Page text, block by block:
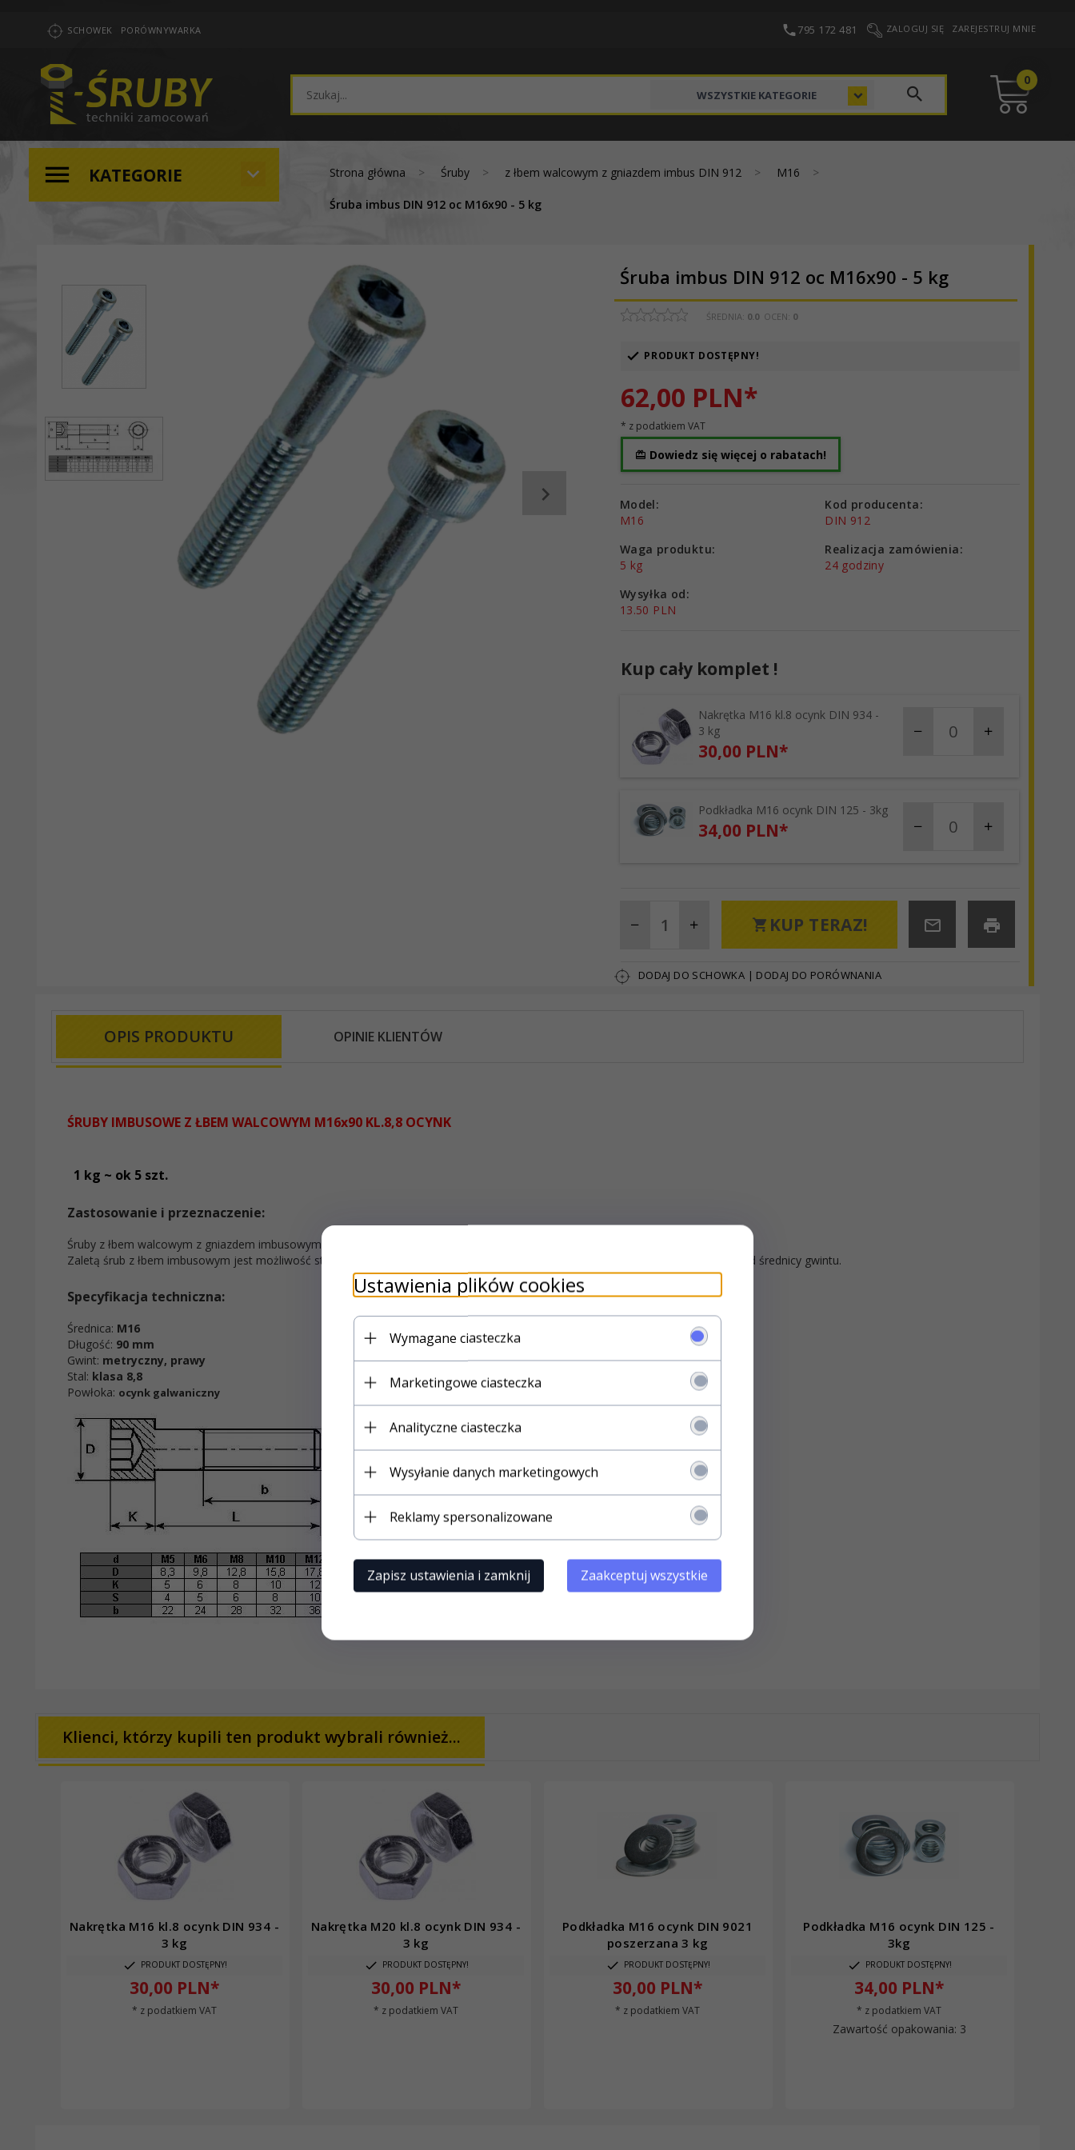
SCHOWEK PORÓWNYWARKA 795 172 481 ZALOGUJ SIĘ ZAREJESTRUJ MNIE
categories_searcher
WSZYSTKIE KATEGORIE
0
KATEGORIE Strona główna Śruby z łbem walcowym z gniazdem imbus DIN 912 M16
Śruba imbus DIN 912 oc M16x90 - 5 kg
Śruba imbus DIN 912 oc M16x90 - 5 kg
ŚREDNIA: 0.0OCEN: 0
PRODUKT DOSTĘPNY!
62,00 PLN*
* z podatkiem VAT
Dowiedz się więcej o rabatach!
Model:
M16
Kod producenta:
DIN 912
Waga produktu:
5 kg
Realizacja zamówienia:
24 godziny
Wysyłka od:
13.50 PLN
Kup cały komplet !
Nakrętka M16 kl.8 ocynk DIN 934 -
3 kg
30,00 PLN*
Podkładka M16 ocynk DIN 125 - 3kg
34,00 PLN*
KUP TERAZ!
DODAJ DO SCHOWKA | DODAJ DO PORÓWNANIA
OPIS PRODUKTU OPINIE KLIENTÓW
ŚRUBY IMBUSOWE Z ŁBEM WALCOWYM M16x90 KL.8,8 OCYNK
1 kg ~ ok 5 szt.
Zastosowanie i przeznaczenie:
Śruby z łbem walcowym z gniazdem imbusowym
Zaletą śrub z łbem imbusowym jest możliwość stosowania ich w miejscach, w których średnica łba jest tylko nieznacznie większa od średnicy gwintu.
Specyfikacja techniczna:
Średnica: M16
Długość: 90 mm
Gwint: metryczny, prawy
Stal: klasa 8,8
Powłoka: ocynk galwaniczny
Klienci, którzy kupili ten produkt wybrali również...
Nakrętka M16 kl.8 ocynk DIN 934 -
3 kg
PRODUKT DOSTĘPNY!
30,00 PLN*
* z podatkiem VAT
Nakrętka M20 kl.8 ocynk DIN 934 -
3 kg
PRODUKT DOSTĘPNY!
30,00 PLN*
* z podatkiem VAT
Podkładka M16 ocynk DIN 9021
poszerzana 3 kg
PRODUKT DOSTĘPNY!
30,00 PLN*
* z podatkiem VAT
Podkładka M16 ocynk DIN 125 -
3kg
PRODUKT DOSTĘPNY!
34,00 PLN*
* z podatkiem VAT
Zawartość opakowania: 3
Ustawienia plików cookies
Wymagane ciasteczka
Marketingowe ciasteczka
Analityczne ciasteczka
Wysyłanie danych marketingowych
Reklamy spersonalizowane
Zapisz ustawienia i zamknij Zaakceptuj wszystkie